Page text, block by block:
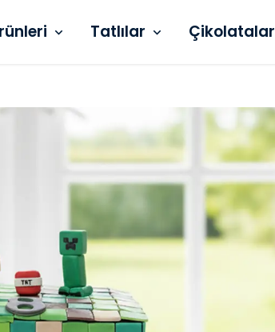
Tatlılar Çikolatalar